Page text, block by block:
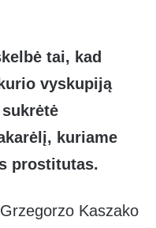
tai, kad
vyskupiją
kuriame
prostitutas.
Kaszako